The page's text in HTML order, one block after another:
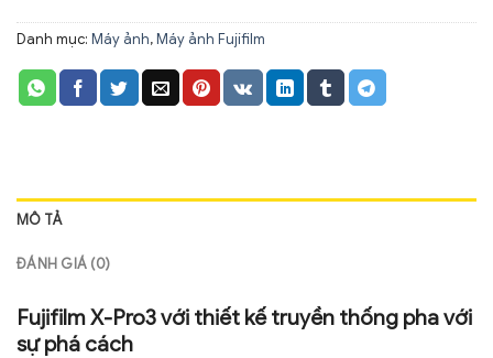
Danh mục: Máy ảnh,Máy ảnh Fujifilm
MÔ TẢ
ĐÁNH GIÁ (0)
Fujifilm X-Pro3 với thiết kế truyền thống pha với
sự phá cách